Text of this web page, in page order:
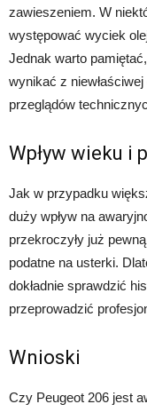
zawieszeniem. W
występować wyciek
Jednak warto
wynikać z
przeglądów
Wpływ wieku i
Jak w przypadku
duży wpływ na
przekroczyły już
podatne na usterki.
dokładnie sprawdzić
przeprowadzić
Wnioski
Czy Peugeot 206 jest